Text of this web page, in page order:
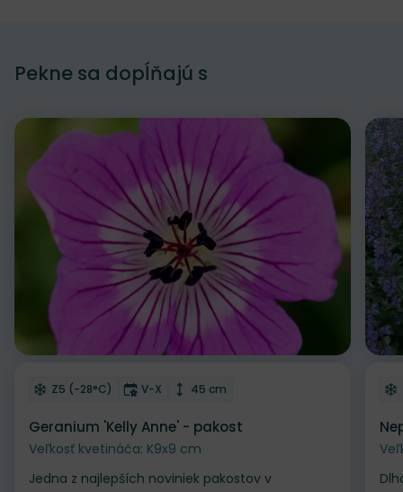
Pekne sa dopĺňajú s
Odober do zoznamu želaní
Mrazuvzdornosť
Z5 (-28°C) Doba kvitnutia
V-X Výška rastliny
45 cm
Geranium 'Kelly Anne' - pakost
Veľkosť kvetináča: K9x9 cm
Jedna z najlepších noviniek pakostov v